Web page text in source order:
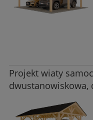
Projekt wiaty
dwustanowiskowa,